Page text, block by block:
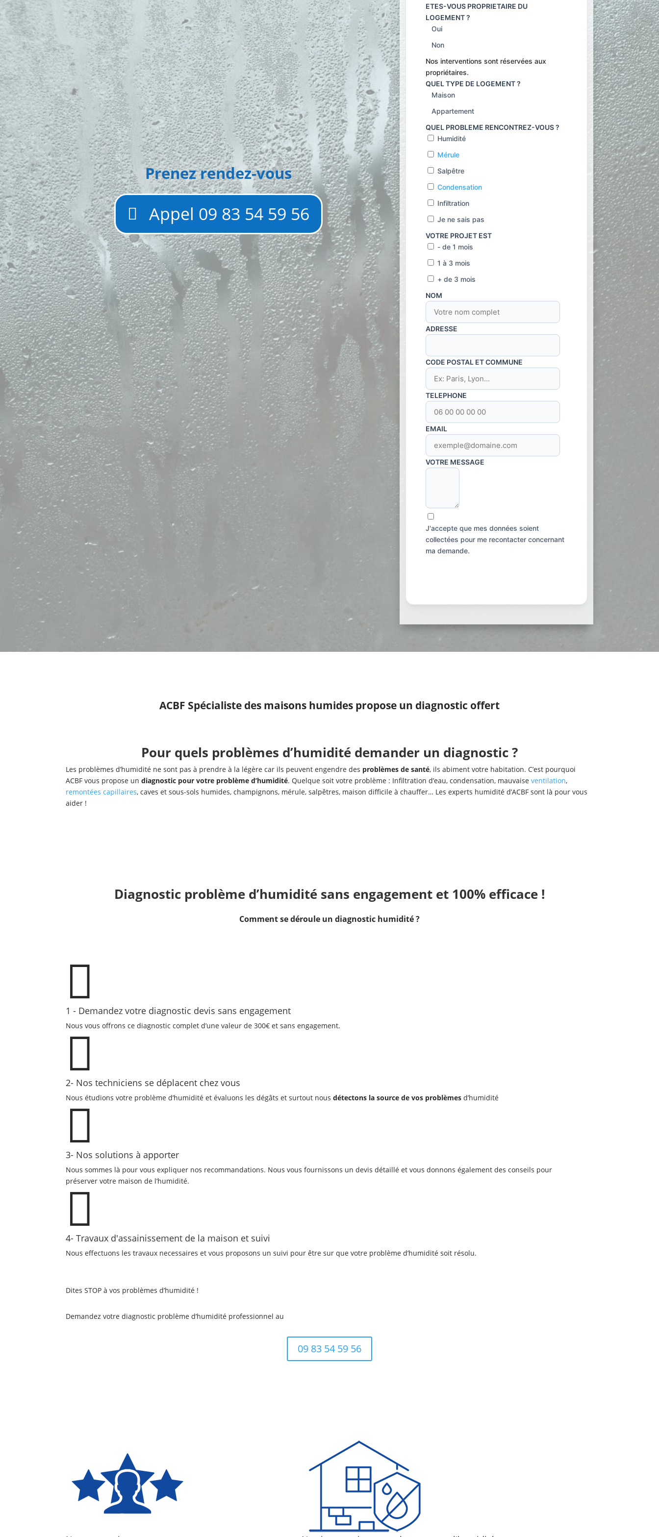
s
t !
Prenez rendez-vous
Appel 09 83 54 59 56
ETES-VOUS PROPRIETAIRE DU
LOGEMENT ?
Oui
Non
Nos interventions sont réservées aux
propriétaires.
QUEL TYPE DE LOGEMENT ?
Maison
Appartement
QUEL PROBLEME RENCONTREZ-VOUS ?
Humidité
Mérule
Salpêtre
Condensation
Infiltration
Je ne sais pas
VOTRE PROJET EST
- de 1 mois
1 à 3 mois
+ de 3 mois
NOM
ADRESSE
CODE POSTAL ET COMMUNE
TELEPHONE
EMAIL
VOTRE MESSAGE
J'accepte que mes données soient
collectées pour me recontacter concernant
ma demande.
ACBF Spécialiste des maisons humides propose un diagnostic offert
Pour quels problèmes d’humidité demander un diagnostic ?
Les problèmes d’humidité ne sont pas à prendre à la légère car ils peuvent engendre des problèmes de santé, ils abiment votre habitation. C’est pourquoi
ACBF vous propose undiagnostic pour votre problème d’humidité. Quelque soit votre problème : Infiltration d’eau, condensation, mauvaiseventilation,
remontées capillaires, caves et sous-sols humides, champignons, mérule, salpêtres, maison difficile à chauffer… Les experts humidité d’ACBF sont là pour vous
aider !
Diagnostic problème d’humidité sans engagement et 100% efficace !
Comment se déroule un diagnostic humidité ?

1 - Demandez votre diagnostic devis sans engagement
Nous vous offrons ce diagnostic complet d’une valeur de 300€ et sans engagement.

2- Nos techniciens se déplacent chez vous
Nous étudions votre problème d’humidité et évaluons les dégâts et surtout nousdétectons la source de vos problèmes d’humidité

3- Nos solutions à apporter
Nous sommes là pour vous expliquer nos recommandations. Nous vous fournissons un devis détaillé et vous donnons également des conseils pour
préserver votre maison de l’humidité.

4- Travaux d'assainissement de la maison et suivi
Nous effectuons les travaux necessaires et vous proposons un suivi pour être sur que votre problème d’humidité soit résolu.
Dites STOP à vos problèmes d’humidité !
Demandez votre diagnostic problème d’humidité professionnel au
09 83 54 59 56